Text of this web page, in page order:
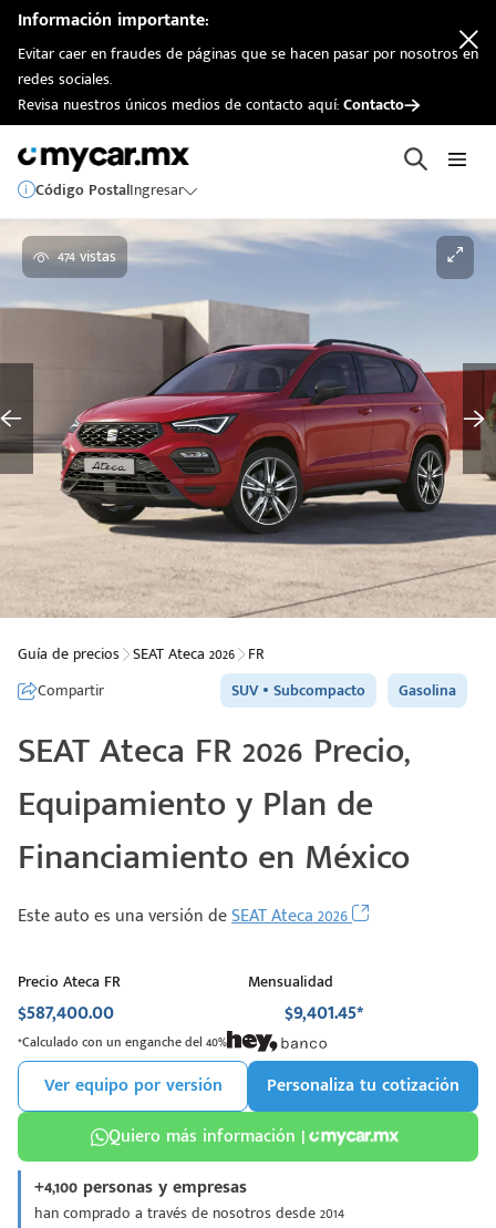
Información importante:
Evitar caer en fraudes de páginas que se hacen pasar por nosotros en
redes sociales.
Revisa nuestros únicos medios de contacto aquí:Contacto
Código PostalIngresar
474 vistas
Guía de precios SEAT Ateca 2026 FR
Compartir
SUV Subcompacto Gasolina
SEAT Ateca FR 2026 Precio,
Equipamiento y Plan de
Financiamiento en México
Este auto es una versión deSEAT Ateca 2026
Precio Ateca FR
$587,400.00
Mensualidad
$9,401.45*
*Calculado con un enganche del 40%
Ver equipo por versión
Personaliza tu cotización
Quiero más información |
+4,100 personas y empresas
han comprado a través de nosotros desde 2014